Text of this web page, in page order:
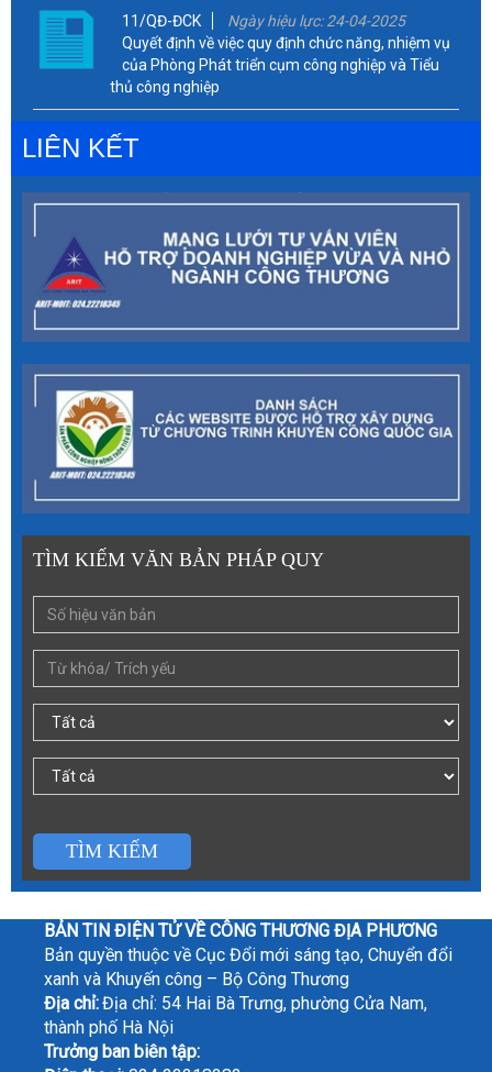
11/QĐ-ĐCK
Ngày hiệu lực: 24-04-2025
Quyết định về việc quy định chức năng, nhiệm vụ
của Phòng Phát triển cụm công nghiệp và Tiểu
thủ công nghiệp
LIÊN KẾT
TÌM KIẾM VĂN BẢN PHÁP QUY
TÌM KIẾM
BẢN TIN ĐIỆN TỬ VỀ CÔNG THƯƠNG ĐỊA PHƯƠNG
Bản quyền thuộc về Cục Đổi mới sáng tạo, Chuyển đổi
xanh và Khuyến công – Bộ Công Thương
Địa chỉ:Địa chỉ: 54 Hai Bà Trưng, phường Cửa Nam,
thành phố Hà Nội
Trưởng ban biên tập: